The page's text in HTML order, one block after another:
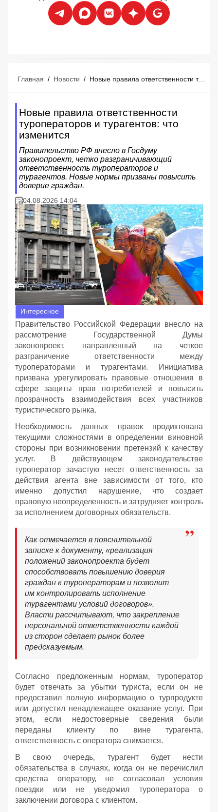
Главная / Новости / Новые правила ответственности туроператоров и турагентов: что изменится
Новые правила ответственности
туроператоров и турагентов: что
изменится
Правительство РФ внесло в Госдуму
законопроект, четко разграничивающий
ответственность туроператоров и
турагентов. Новые нормы призваны повысить
доверие граждан.
04.08.2026 14:04
Интересное
Правительство Российской Федерации внесло на
рассмотрение Государственной Думы
законопроект, направленный на четкое
разграничение ответственности между
туроператорами и турагентами. Инициатива
призвана урегулировать правовые отношения в
сфере защиты прав потребителей и повысить
прозрачность взаимодействия всех участников
туристического рынка.
Необходимость данных правок продиктована
текущими сложностями в определении виновной
стороны при возникновении претензий к качеству
услуг. В действующем законодательстве
туроператор зачастую несет ответственность за
действия агента вне зависимости от того, кто
именно допустил нарушение, что создает
правовую неопределенность и затрудняет контроль
за исполнением договорных обязательств.
Как отмечается в пояснительной
записке к документу, «реализация
положений законопроекта будет
способствовать повышению доверия
граждан к туроператорам и позволит
им контролировать исполнение
турагентами условий договоров».
Власти рассчитывают, что закрепление
персональной ответственности каждой
из сторон сделает рынок более
предсказуемым.
Согласно предложенным нормам, туроператор
будет отвечать за убытки туриста, если он не
предоставил полную информацию о турпродукте
или допустил ненадлежащее оказание услуг. При
этом, если недостоверные сведения были
переданы клиенту по вине турагента,
ответственность с оператора снимается.
В свою очередь, турагент будет нести
обязательства в случаях, когда он не перечислил
средства оператору, не согласовал условия
поездки или не уведомил туроператора о
заключении договора с клиентом.